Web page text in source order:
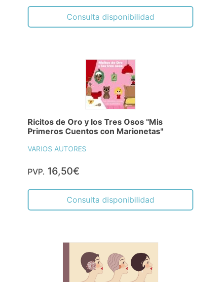
Consulta disponibilidad
Ricitos de Oro y los Tres Osos "Mis
Primeros Cuentos con Marionetas"
VARIOS AUTORES
PVP. 16,50€
Consulta disponibilidad